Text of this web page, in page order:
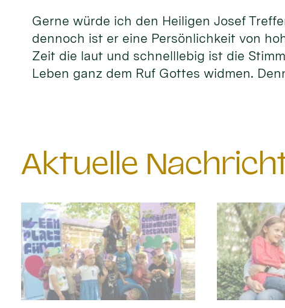
Gerne würde ich den Heiligen Josef
dennoch ist er eine Persönlichkeit von
Zeit die laut und schnelllebig ist die
Leben ganz dem Ruf Gottes widmen.
Aktuelle